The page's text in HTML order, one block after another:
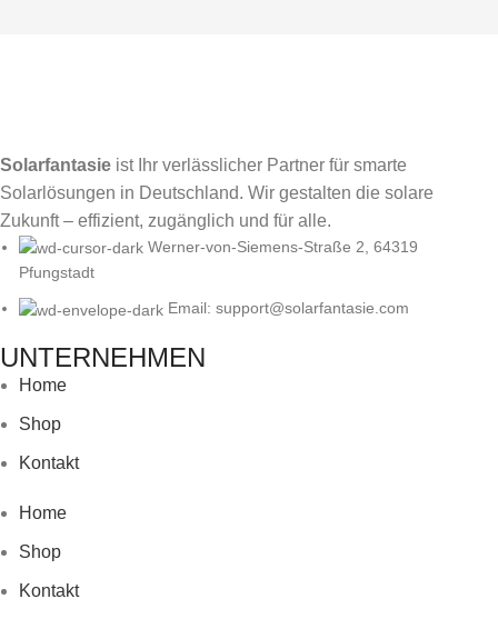
Solarfantasie ist Ihr verlässlicher Partner für smarte
Solarlösungen in Deutschland. Wir gestalten die solare
Zukunft – effizient, zugänglich und für alle.
Werner-von-Siemens-Straße 2, 64319
Pfungstadt
Email: support@solarfantasie.com
UNTERNEHMEN
Home
Shop
Kontakt
Home
Shop
Kontakt